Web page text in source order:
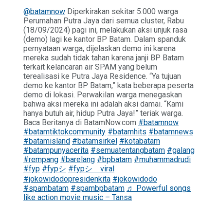
@batamnow Diperkirakan sekitar 5.000 warga
Perumahan Putra Jaya dari semua cluster, Rabu
(18/09/2024) pagi ini, melakukan aksi unjuk rasa
(demo) lagi ke kantor BP Batam. Dalam spanduk
pernyataan warga, dijelaskan demo ini karena
mereka sudah tidak tahan karena janji BP Batam
terkait kelancaran air SPAM yang belum
terealisasi ke Putra Jaya Residence. “Ya tujuan
demo ke kantor BP Batam,” kata beberapa peserta
demo di lokasi. Perwakilan warga menegaskan
bahwa aksi mereka ini adalah aksi damai. “Kami
hanya butuh air, hidup Putra Jaya!” teriak warga.
Baca Beritanya di BatamNow.com #batamnow
#batamtiktokcommunity #batamhits #batamnews
#batamisland #batamsirkel #kotabatam
#batampunyacerita #semuatentangbatam #galang
#rempang #barelang #bpbatam #muhammadrudi
#fyp #fypシ #fypシ゚viral
#jokowidodopresidenkita #jokowidodo
#spambatam #spambpbatam ♬ Powerful songs
like action movie music – Tansa